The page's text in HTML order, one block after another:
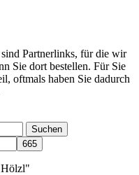
Partnerlinks, für die wir
Sie dort bestellen. Für Sie
oftmals haben Sie dadurch
Hölzl"